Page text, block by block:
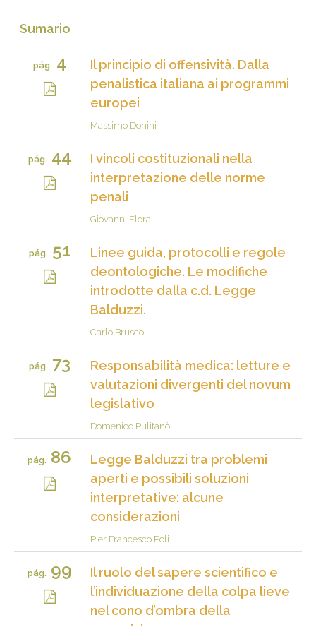
Sumario
pág.4
Il principio di offensività. Dalla
penalistica italiana ai programmi
europei
Massimo Donini
pág.44
I vincoli costituzionali nella
interpretazione delle norme
penali
Giovanni Flora
pág.51
Linee guida, protocolli e regole
deontologiche. Le modifiche
introdotte dalla c.d. Legge
Balduzzi.
Carlo Brusco
pág.73
Responsabilità medica: letture e
valutazioni divergenti del novum
legislativo
Domenico Pulitanò
pág. 86
Legge Balduzzi tra problemi
aperti e possibili soluzioni
interpretative: alcune
considerazioni
Pier Francesco Poli
pág.99
Il ruolo del sapere scientifico e
l’individuazione della colpa lieve
nel cono d’ombra della